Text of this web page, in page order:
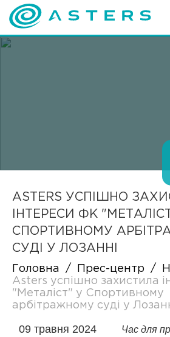
ASTERS УСПІШНО
ІНТЕРЕСИ ФК
СПОРТИВНОМУ
СУДІ У ЛОЗАННІ
Головна / Прес-центр /
Asters успішно захистила
"Металіст" у Спортивному
арбітражному суді у
09 травня 2024 Час для